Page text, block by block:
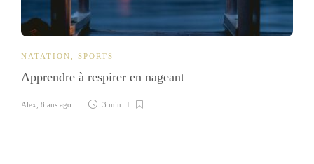
NATATION SPORTS
Apprendre à respirer en nageant
Alex 8 ans ago 3 min